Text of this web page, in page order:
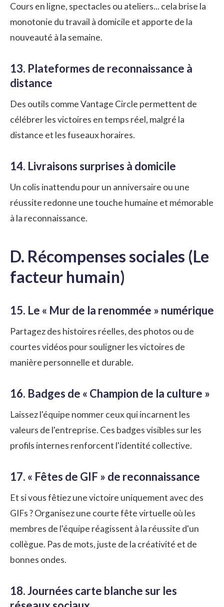
Cours en ligne, spectacles ou ateliers... cela brise la
monotonie du travail à domicile et apporte de la
nouveauté à la semaine.
13. Plateformes de reconnaissance à
distance
Des outils commeVantage Circle permettent de
célébrer les victoires en temps réel, malgré la
distance et les fuseaux horaires.
14. Livraisons surprises à domicile
Un colis inattendu pour un anniversaire ou une
réussite redonne une touche humaine et mémorable
à la reconnaissance.
D. Récompenses sociales (Le
facteur humain)
15. Le « Mur de la renommée » numérique
Partagez des histoires réelles, des photos ou de
courtes vidéos pour souligner les victoires de
manière personnelle et durable.
16. Badges de « Champion de la culture »
Laissez l'équipe nommer ceux qui incarnent les
valeurs de l'entreprise. Ces badges visibles sur les
profils internes renforcent l'identité collective.
17. « Fêtes de GIF » de reconnaissance
Et si vous fêtiez une victoire uniquement avec des
GIFs ? Organisez une courte fête virtuelle où les
membres de l'équipe réagissent à la réussite d'un
collègue. Pas de mots, juste de la créativité et de
bonnes ondes.
18. Journées carte blanche sur les